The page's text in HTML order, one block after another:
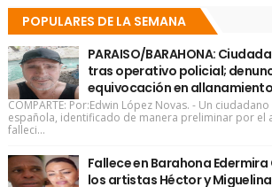
POPULARES DE LA SEMANA
PARAISO/BARAHONA:
tras operativo policial;
equivocación en allanamiento
COMPARTE: Por:Edwin López Novas. - Un
española, identificado de manera preliminar por el
falleci...
Fallece en Barahona
los artistas Héctor y